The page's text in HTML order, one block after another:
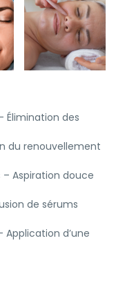
Élimination des
du renouvellement
– Aspiration douce
de sérums
Application d’une